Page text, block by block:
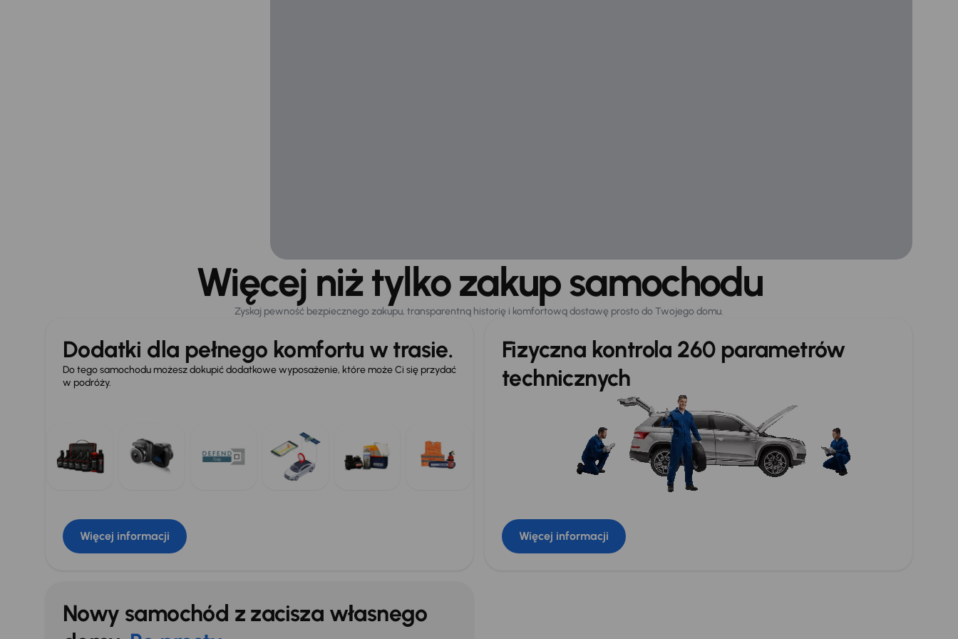
Więcej niż tylko zakup samochodu
Zyskaj pewność bezpiecznego zakupu, transparentną historię i komfortową dostawę prosto do Twojego domu.
Dodatki dla pełnego komfortu w trasie.
Do tego samochodu możesz dokupić dodatkowe wyposażenie, które może Ci się przydać
w podróży.
Więcej informacji
Fizyczna kontrola 260 parametrów
technicznych
Więcej informacji
Nowy samochód z zacisza własnego